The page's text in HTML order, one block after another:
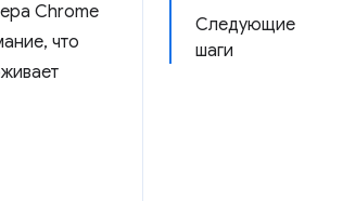
Следующие
шаги
Chrome
что